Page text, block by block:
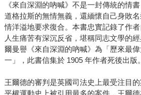
《來自深淵的吶喊》不是一封傳統的情
道格拉斯的無情無義，還緬懷自己身敗
情洋溢地要求復合。本書忠實記錄了作
人生痛苦有深沉反省，堪稱同志文學的
爾曼譽《來自深淵的吶喊》為「歷來最
一」，此書信集於 1905 年作者死後出版。
王爾德的審判是英國司法史上最受注目
平權運動史上被引用最多的案件，王爾